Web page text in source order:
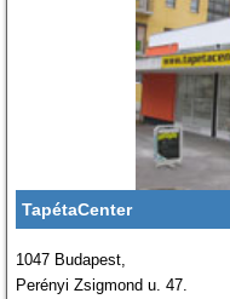
TapétaCenter
1047 Budapest,
Perényi Zsigmond u. 47.